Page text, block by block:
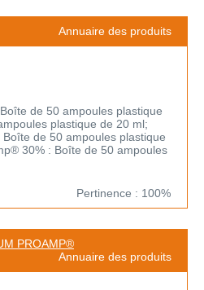
Annuaire des produits
de 50 ampoules plastique
plastique de 20 ml;
de 50 ampoules plastique
30% : Boîte de 50 ampoules
Pertinence : 100%
PROAMP®
Annuaire des produits